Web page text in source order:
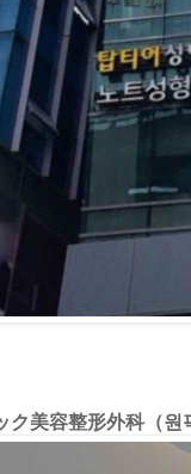
ク美容整形外科（원